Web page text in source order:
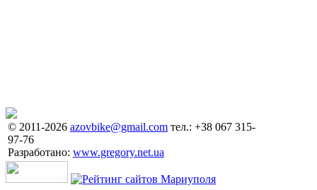
© 2011-2026 azovbike@gmail.com тел.: +38 067 315-
97-76
Разработано: www.gregory.net.ua